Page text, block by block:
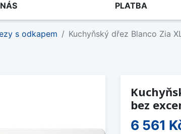
NÁS
PLATBA
s odkapem Kuchyňský dřez Blanco Zia
bez
6 561